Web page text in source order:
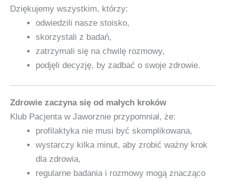
Dziękujemy wszystkim, którzy:
odwiedzili nasze stoisko,
skorzystali z badań,
zatrzymali się na chwilę rozmowy,
podjęli decyzję, by zadbać o swoje zdrowie.
Zdrowie zaczyna się od małych kroków
Klub Pacjenta w Jaworznie przypomniał, że:
profilaktyka nie musi być skomplikowana,
wystarczy kilka minut, aby zrobić ważny krok
dla zdrowia,
regularne badania i rozmowy mogą znacząco